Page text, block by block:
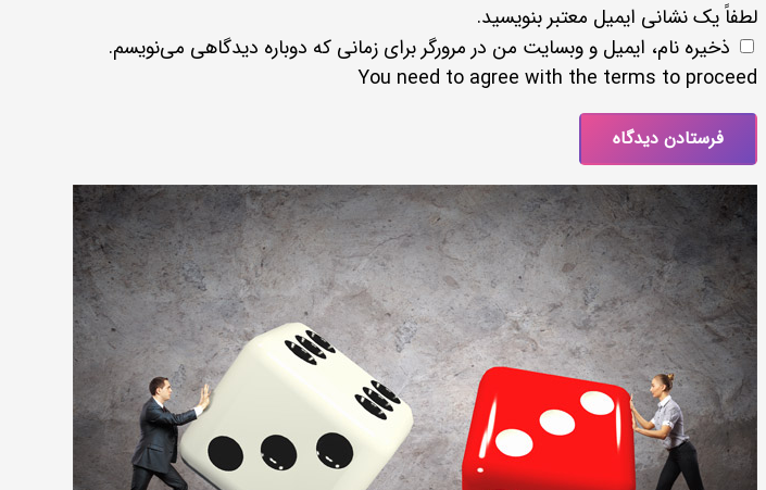
لطفاً یک نشانی ایمیل معتبر بنویسید.
ذخیره نام، ایمیل و وبسایت من در مرورگر برای زمانی که دوباره دیدگاهی می‌نویسم.
You need to agree with the terms to proceed
فرستادن دیدگاه